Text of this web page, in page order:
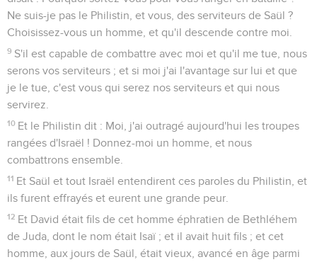
Ne suis-je pas le Philistin, et vous, des serviteurs de Saül ?
Choisissez-vous un homme, et qu'il descende contre moi.
9 S'il est capable de combattre avec moi et qu'il me tue, nous
serons vos serviteurs ; et si moi j'ai l'avantage sur lui et que
je le tue, c'est vous qui serez nos serviteurs et qui nous
servirez.
10 Et le Philistin dit : Moi, j'ai outragé aujourd'hui les troupes
rangées d'Israël ! Donnez-moi un homme, et nous
combattrons ensemble.
11 Et Saül et tout Israël entendirent ces paroles du Philistin, et
ils furent effrayés et eurent une grande peur.
12 Et David était fils de cet homme éphratien de Bethléhem
de Juda, dont le nom était Isaï ; et il avait huit fils ; et cet
homme, aux jours de Saül, était vieux, avancé en âge parmi